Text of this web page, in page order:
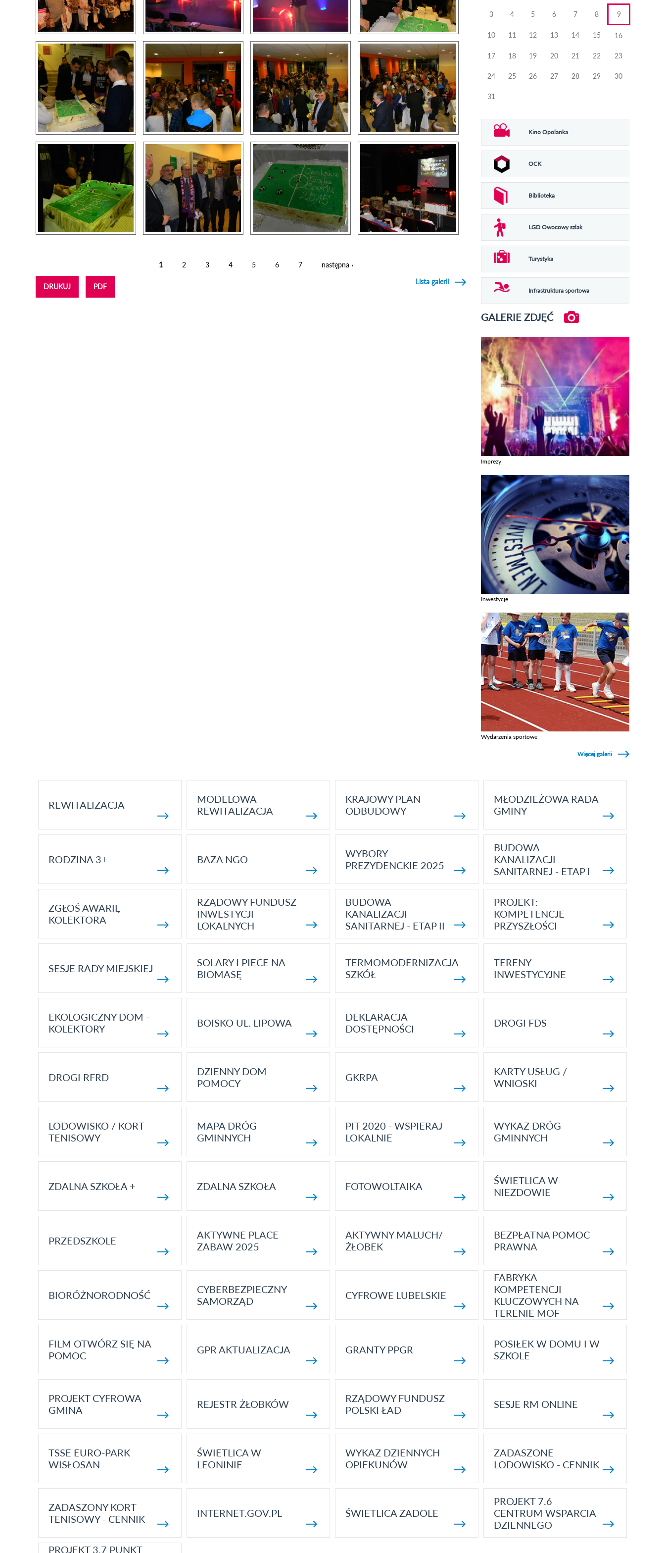
Strony
1 2 3 4 5 6 7 następna ›
DRUKUJ PDF
Lista galerii
3 4 5 6 7 8 9
10 11 12 13 14 15 16
17 18 19 20 21 22 23
24 25 26 27 28 29 30
31
Kino Opolanka
OCK
Biblioteka
LGD Owocowy szlak
Turystyka
Infrastruktura sportowa
GALERIE ZDJĘĆ
Imprezy
Inwestycje
Wydarzenia sportowe
Więcej galerii
REWITALIZACJA
MODELOWA
REWITALIZACJA
KRAJOWY PLAN
ODBUDOWY
MŁODZIEŻOWA RADA
GMINY
RODZINA 3+ BAZA NGO
WYBORY
PREZYDENCKIE 2025
BUDOWA
KANALIZACJI
SANITARNEJ - ETAP I
ZGŁOŚ AWARIĘ
KOLEKTORA
RZĄDOWY FUNDUSZ
INWESTYCJI
LOKALNYCH
BUDOWA
KANALIZACJI
SANITARNEJ - ETAP II
PROJEKT:
KOMPETENCJE
PRZYSZŁOŚCI
SESJE RADY MIEJSKIEJ
SOLARY I PIECE NA
BIOMASĘ
TERMOMODERNIZACJA
SZKÓŁ
TERENY
INWESTYCYJNE
EKOLOGICZNY DOM -
KOLEKTORY
BOISKO UL. LIPOWA
DEKLARACJA
DOSTĘPNOŚCI
DROGI FDS
DROGI RFRD
DZIENNY DOM
POMOCY
GKRPA
KARTY USŁUG /
WNIOSKI
LODOWISKO / KORT
TENISOWY
MAPA DRÓG
GMINNYCH
PIT 2020 - WSPIERAJ
LOKALNIE
WYKAZ DRÓG
GMINNYCH
ZDALNA SZKOŁA + ZDALNA SZKOŁA FOTOWOLTAIKA
ŚWIETLICA W
NIEZDOWIE
PRZEDSZKOLE
AKTYWNE PLACE
ZABAW 2025
AKTYWNY MALUCH/
ŻŁOBEK
BEZPŁATNA POMOC
PRAWNA
BIORÓŻNORODNOŚĆ
CYBERBEZPIECZNY
SAMORZĄD
CYFROWE LUBELSKIE
FABRYKA
KOMPETENCJI
KLUCZOWYCH NA
TERENIE MOF
FILM OTWÓRZ SIĘ NA
POMOC
GPR AKTUALIZACJA GRANTY PPGR
POSIŁEK W DOMU I W
SZKOLE
PROJEKT CYFROWA
GMINA
REJESTR ŻŁOBKÓW
RZĄDOWY FUNDUSZ
POLSKI ŁAD
SESJE RM ONLINE
TSSE EURO-PARK
WISŁOSAN
ŚWIETLICA W
LEONINIE
WYKAZ DZIENNYCH
OPIEKUNÓW
ZADASZONE
LODOWISKO - CENNIK
ZADASZONY KORT
TENISOWY - CENNIK
INTERNET.GOV.PL ŚWIETLICA ZADOLE
PROJEKT 7.6
CENTRUM WSPARCIA
DZIENNEGO
PROJEKT 3.7 PUNKT